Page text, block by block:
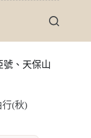
號、天保山
行(秋)